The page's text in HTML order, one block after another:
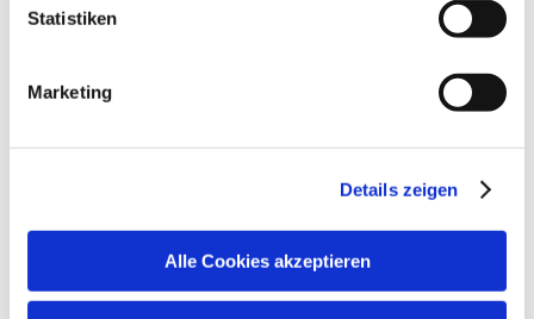
Statistiken
Marketing
Details zeigen
Alle Cookies akzeptieren
Richtlinien
Nichtraucherunterkunft (Alle öffentlichen und privaten
Ausstattung
kostenloses W-LAN (in der gesamten Unterkunft)
Garten Grillmöglichkeit
Liegewiese
Sonnenschirme
Sonnenstühle/-liegen
Deutsch Englisch